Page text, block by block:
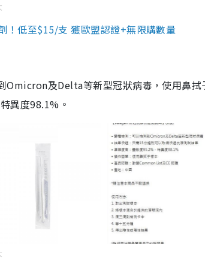
！低至$15/支 獲歐盟認證+無限購數量
Omicron及Delta等新型冠狀病毒，使用鼻拭
異度98.1%。